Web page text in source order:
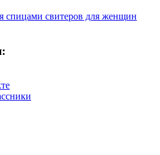
спицами свитеров для женщин